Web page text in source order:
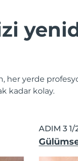
her yerde
kadar kolay.
ADIM 3 1/